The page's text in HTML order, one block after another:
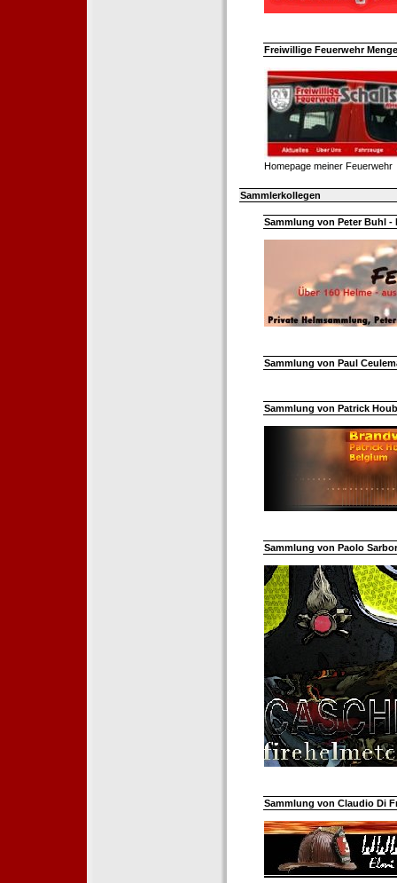
Freiwillige Feuerwehr
Homepage meiner Feuerwehr
Sammlerkollegen
Sammlung von Peter Buhl -
Sammlung von Paul
Sammlung von Patrick
Sammlung von Paolo
Sammlung von Claudio Di